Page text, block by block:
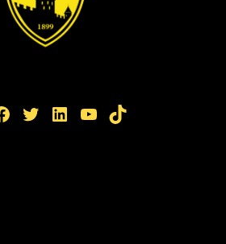
Twitter LinkedIn YouTube TikTok